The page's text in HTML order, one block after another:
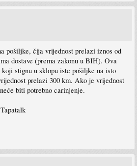
pošiljke, čija vrijednost prelazi iznos od
dostave (prema zakonu u BIH). Ova
stignu u sklopu iste pošiljke na isto
prelazi 300 km. Ako je vrijednost
biti potrebno carinjenje.